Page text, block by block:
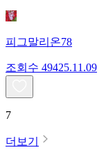
피그말리온78
조회수 49425.11.09
7
더보기